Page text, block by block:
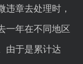
违章去处理时，
一年在不同地区
由于是累计达